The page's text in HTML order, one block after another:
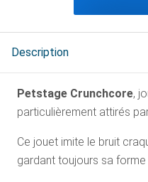
Description
Petstage Crunchcore,
particulièrement attirés
Ce jouet imite le bruit
gardant toujours sa forme